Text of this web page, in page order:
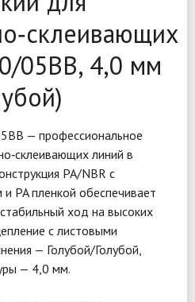
05BB, 4,0 мм
— профессиональное
линий в
PA/NBR с
PA пленкой обеспечивает
ход на высоких
с листовыми
— Голубой/Голубой,
— 4,0 мм.